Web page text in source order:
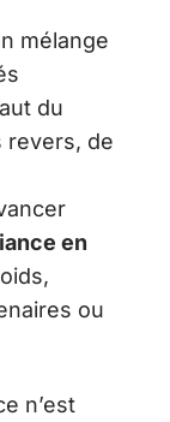
mélange
du
revers, de
en
ou
n’est